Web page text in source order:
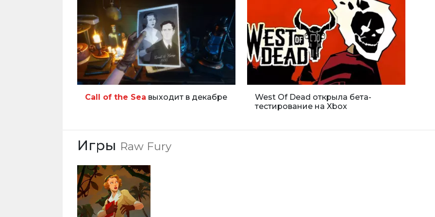
Call of the Sea выходит в декабре
West Of Dead открыла бета-
тестирование на Xbox
Игры Raw Fury